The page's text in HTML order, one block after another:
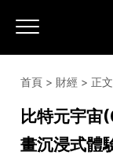
首頁 > 財經 > 正文
比特元宇
畫沉浸式體